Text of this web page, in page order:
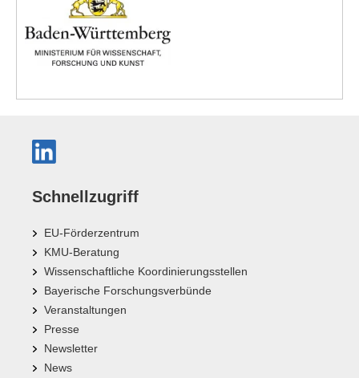
Schnellzugriff
EU-Förderzentrum
KMU-Beratung
Wissenschaftliche Koordinierungsstellen
Bayerische Forschungsverbünde
Veranstaltungen
Presse
Newsletter
News